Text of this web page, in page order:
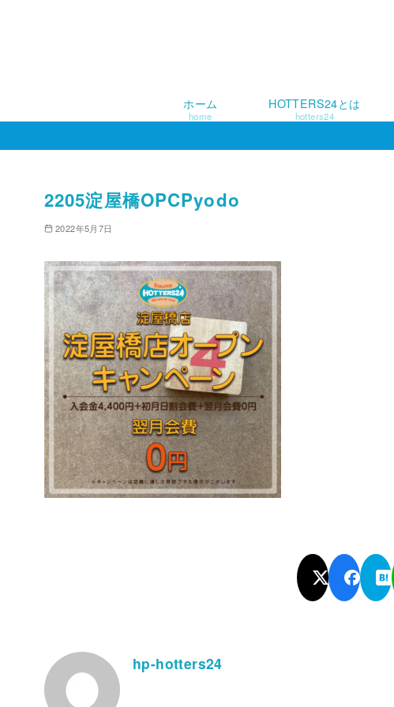
ン
ホーム
home
HOTTERS24とは
hotters24
2205淀屋橋OPCPyodo
2022年5月7日
hp-hotters24